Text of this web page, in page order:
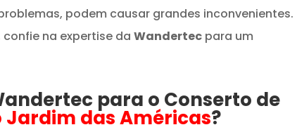
podem causar grandes inconvenientes.
confie na expertise daWandertec para um
para o Conserto de
Jardim das Américas?